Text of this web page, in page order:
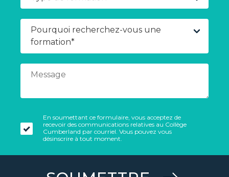
En soumettant ce formulaire, vous acceptez de
recevoir des communications relatives au Collège
Cumberland par courriel. Vous pouvez vous
désinscrire à tout moment.